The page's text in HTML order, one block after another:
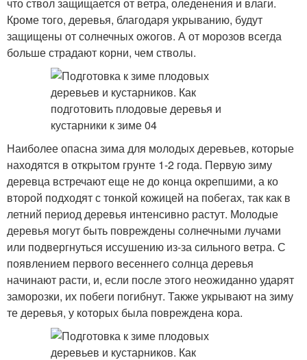
Кроме того, деревья, благодаря укрыванию, будут
защищены от солнечных ожогов. А от морозов всегда
больше страдают корни, чем стволы.
Наиболее опасна зима для молодых деревьев, которые
находятся в открытом грунте 1-2 года. Первую зиму
деревца встречают еще не до конца окрепшими, а ко
второй подходят с тонкой кожицей на побегах, так как в
летний период деревья интенсивно растут. Молодые
деревья могут быть повреждены солнечными лучами
или подвергнуться иссушению из-за сильного ветра. С
появлением первого весеннего солнца деревья
начинают расти, и, если после этого неожиданно ударят
заморозки, их побеги погибнут. Также укрывают на зиму
те деревья, у которых была повреждена кора.